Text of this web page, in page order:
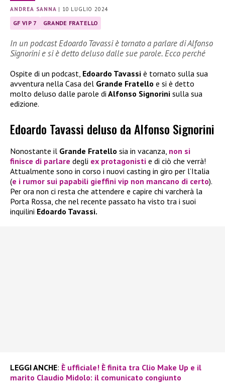
ANDREA SANNA | 10 LUGLIO 2024
GF VIP 7 GRANDE FRATELLO
In un podcast Edoardo Tavassi è tornato a parlare di Alfonso
Signorini e si è detto deluso dalle sue parole. Ecco perché
Ospite di un podcast, Edoardo Tavassi è tornato sulla sua
avventura nella Casa del Grande Fratello e si è detto
molto deluso dalle parole di Alfonso Signorini sulla sua
edizione.
Edoardo Tavassi deluso da Alfonso Signorini
Nonostante il Grande Fratello sia in vacanza, non si
finisce di parlare degli ex protagonisti e di ciò che verrà!
Attualmente sono in corso i nuovi casting in giro per l’Italia
(e i rumor sui papabili gieffini vip non mancano di certo).
Per ora non ci resta che attendere e capire chi varcherà la
Porta Rossa, che nel recente passato ha visto tra i suoi
inquilini Edoardo Tavassi.
LEGGI ANCHE: È ufficiale! È finita tra Clio Make Up e il
marito Claudio Midolo: il comunicato congiunto